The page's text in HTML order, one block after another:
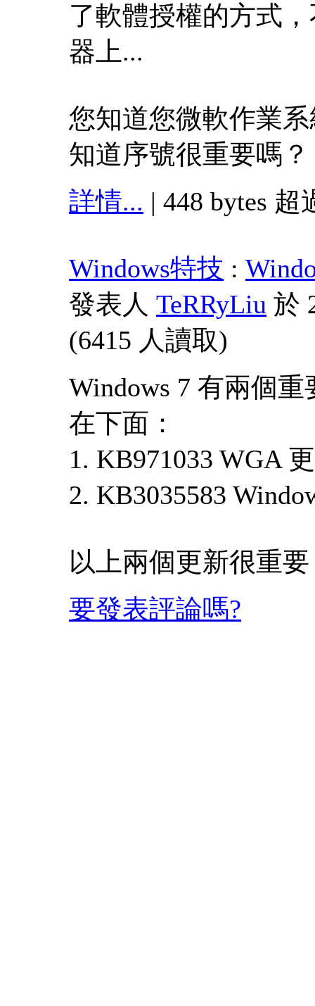
了軟體授權的方式
器上...
您知道您微軟作業
知道序號很重要嗎？
詳情... | 448 bytes 超
Windows特技 :
發表人 TeRRyLiu 於
(6415 人讀取)
Windows 7 有兩個
在下面：
1. KB971033 WGA
2. KB3035583
以上兩個更新很重
要發表評論嗎?